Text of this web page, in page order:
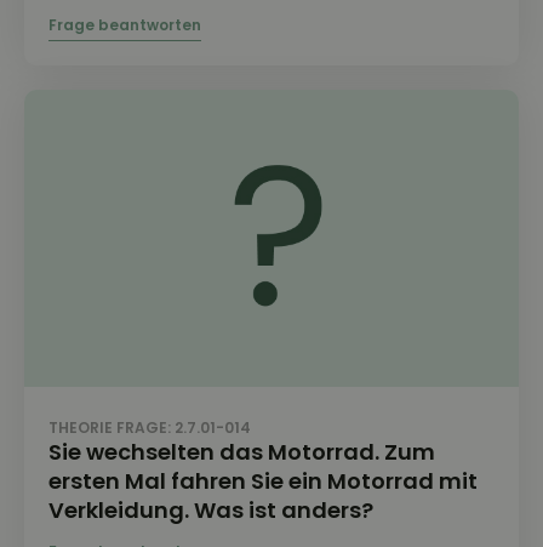
THEORIE FRAGE: 2.7.01-014
Sie wechselten das Motorrad. Zum
ersten Mal fahren Sie ein Motorrad mit
Verkleidung. Was ist anders?